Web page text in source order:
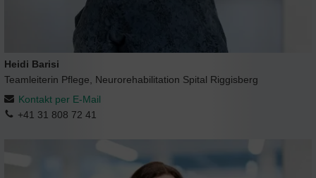
Heidi Barisi
Teamleiterin Pflege, Neurorehabilitation Spital Riggisberg
Kontakt per E-Mail
+41 31 808 72 41